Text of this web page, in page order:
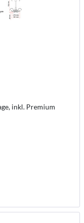
inkl. Premium